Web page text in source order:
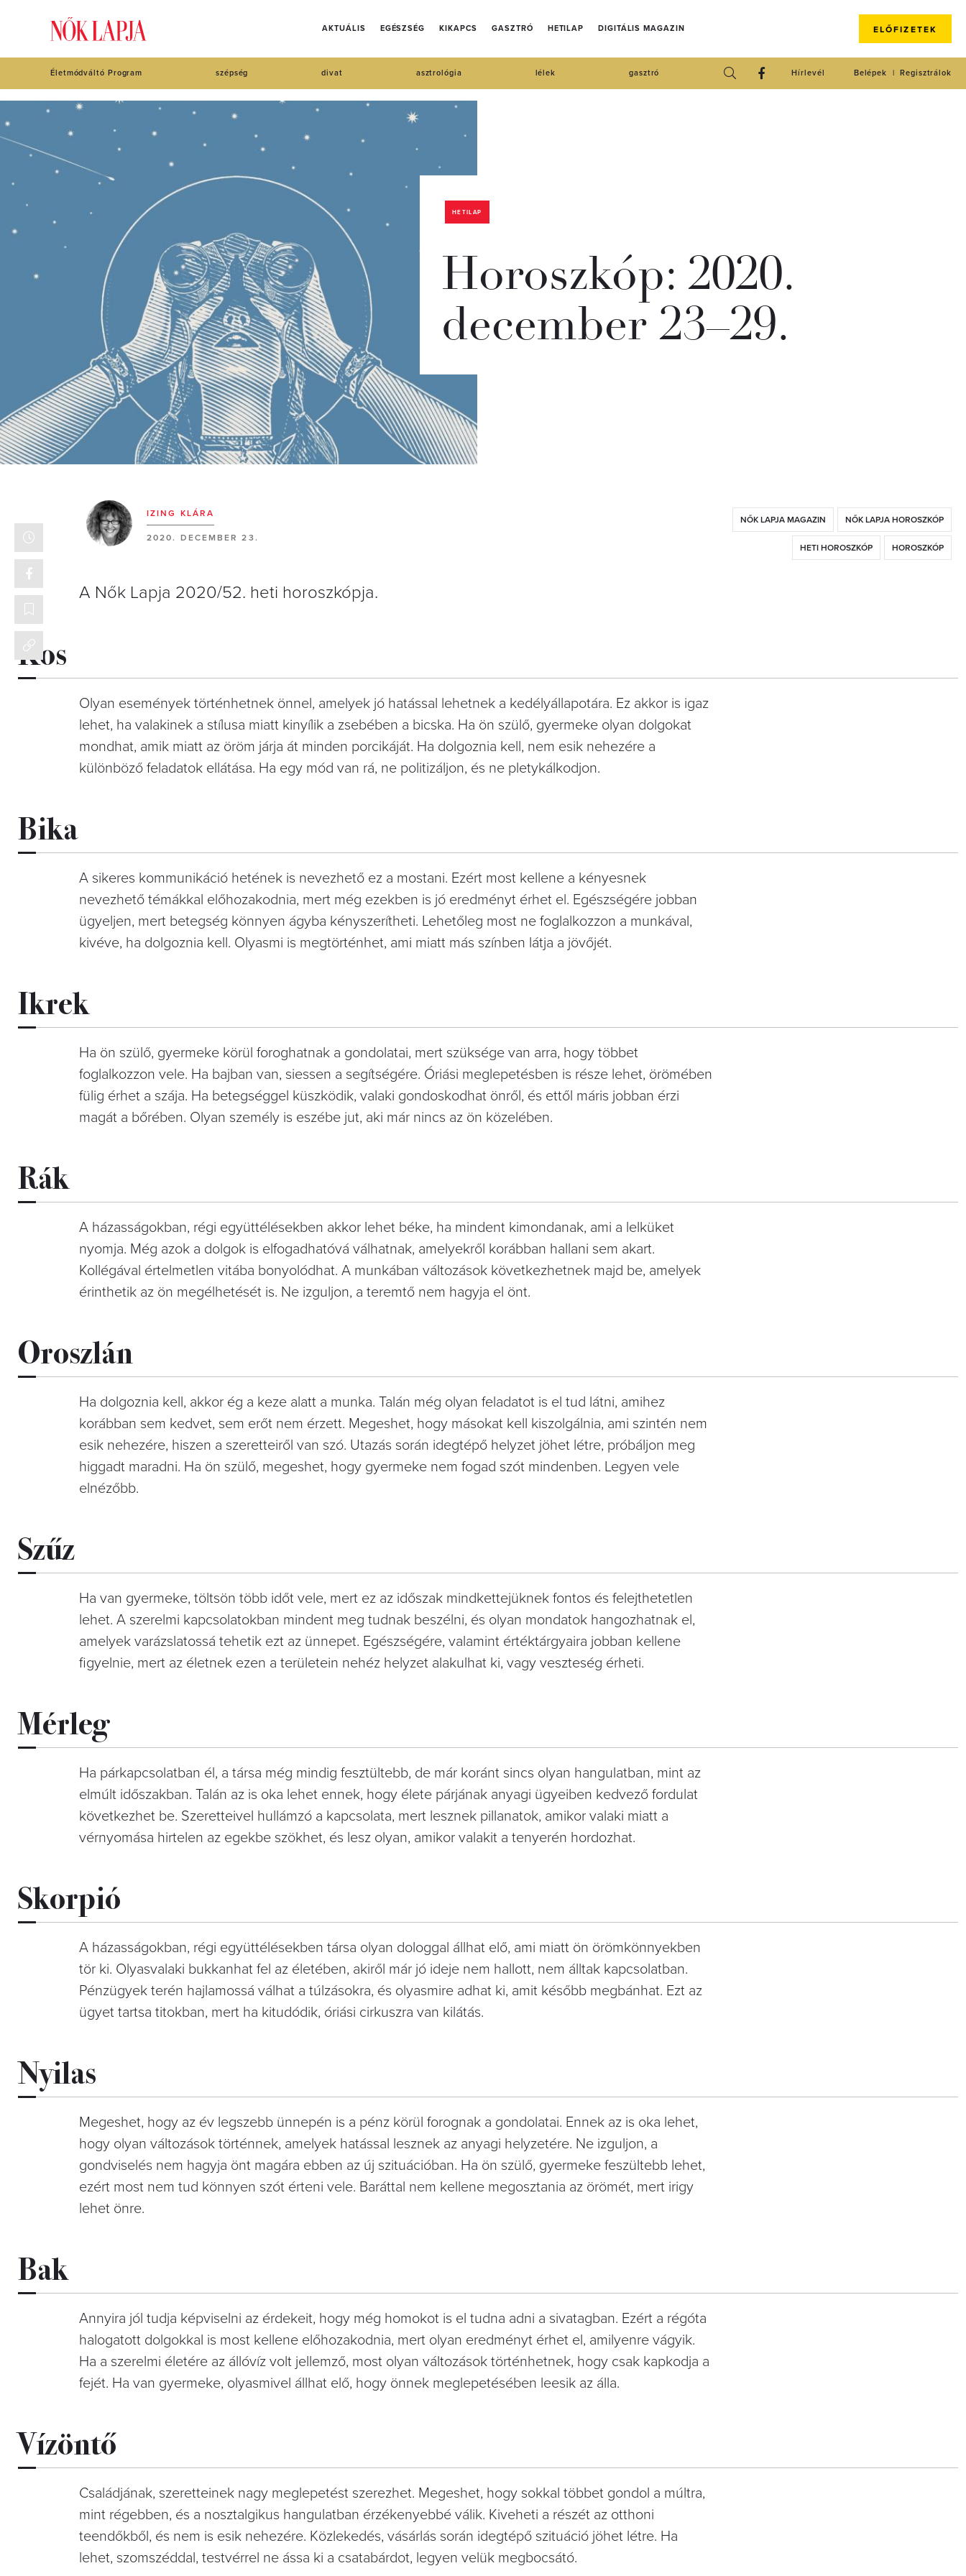
AKTUÁLIS EGÉSZSÉG KIKAPCS GASZTRÓ HETILAP DIGITÁLIS MAGAZIN ELŐFIZETEK
Életmódváltó Program szépség divat asztrológia lélek gasztró Regisztrálok
Belépek
Hírlevél
HETILAP
Horoszkóp: 2020.
december 23–29.
IZING KLÁRA
2020. DECEMBER 23.
NŐK LAPJA MAGAZIN NŐK LAPJA HOROSZKÓP
HETI HOROSZKÓP HOROSZKÓP
A Nők Lapja 2020/52. heti horoszkópja.
Kos
Olyan események történhetnek önnel, amelyek jó hatással lehetnek a kedélyállapotára. Ez akkor is igaz
lehet, ha valakinek a stílusa miatt kinyílik a zsebében a bicska. Ha ön szülő, gyermeke olyan dolgokat
mondhat, amik miatt az öröm járja át minden porcikáját. Ha dolgoznia kell, nem esik nehezére a
különböző feladatok ellátása. Ha egy mód van rá, ne politizáljon, és ne pletykálkodjon.
Bika
A sikeres kommunikáció hetének is nevezhető ez a mostani. Ezért most kellene a kényesnek
nevezhető témákkal előhozakodnia, mert még ezekben is jó eredményt érhet el. Egészségére jobban
ügyeljen, mert betegség könnyen ágyba kényszerítheti. Lehetőleg most ne foglalkozzon a munkával,
kivéve, ha dolgoznia kell. Olyasmi is megtörténhet, ami miatt más színben látja a jövőjét.
Ikrek
Ha ön szülő, gyermeke körül foroghatnak a gondolatai, mert szüksége van arra, hogy többet
foglalkozzon vele. Ha bajban van, siessen a segítségére. Óriási meglepetésben is része lehet, örömében
fülig érhet a szája. Ha betegséggel küszködik, valaki gondoskodhat önről, és ettől máris jobban érzi
magát a bőrében. Olyan személy is eszébe jut, aki már nincs az ön közelében.
Rák
A házasságokban, régi együttélésekben akkor lehet béke, ha mindent kimondanak, ami a lelküket
nyomja. Még azok a dolgok is elfogadhatóvá válhatnak, amelyekről korábban hallani sem akart.
Kollégával értelmetlen vitába bonyolódhat. A munkában változások következhetnek majd be, amelyek
érinthetik az ön megélhetését is. Ne izguljon, a teremtő nem hagyja el önt.
Oroszlán
Ha dolgoznia kell, akkor ég a keze alatt a munka. Talán még olyan feladatot is el tud látni, amihez
korábban sem kedvet, sem erőt nem érzett. Megeshet, hogy másokat kell kiszolgálnia, ami szintén nem
esik nehezére, hiszen a szeretteiről van szó. Utazás során idegtépő helyzet jöhet létre, próbáljon meg
higgadt maradni. Ha ön szülő, megeshet, hogy gyermeke nem fogad szót mindenben. Legyen vele
elnézőbb.
Szűz
Ha van gyermeke, töltsön több időt vele, mert ez az időszak mindkettejüknek fontos és felejthetetlen
lehet. A szerelmi kapcsolatokban mindent meg tudnak beszélni, és olyan mondatok hangozhatnak el,
amelyek varázslatossá tehetik ezt az ünnepet. Egészségére, valamint értéktárgyaira jobban kellene
figyelnie, mert az életnek ezen a területein nehéz helyzet alakulhat ki, vagy veszteség érheti.
Mérleg
Ha párkapcsolatban él, a társa még mindig fesztültebb, de már koránt sincs olyan hangulatban, mint az
elmúlt időszakban. Talán az is oka lehet ennek, hogy élete párjának anyagi ügyeiben kedvező fordulat
következhet be. Szeretteivel hullámzó a kapcsolata, mert lesznek pillanatok, amikor valaki miatt a
vérnyomása hirtelen az egekbe szökhet, és lesz olyan, amikor valakit a tenyerén hordozhat.
Skorpió
A házasságokban, régi együttélésekben társa olyan dologgal állhat elő, ami miatt ön örömkönnyekben
tör ki. Olyasvalaki bukkanhat fel az életében, akiről már jó ideje nem hallott, nem álltak kapcsolatban.
Pénzügyek terén hajlamossá válhat a túlzásokra, és olyasmire adhat ki, amit később megbánhat. Ezt az
ügyet tartsa titokban, mert ha kitudódik, óriási cirkuszra van kilátás.
Nyilas
Megeshet, hogy az év legszebb ünnepén is a pénz körül forognak a gondolatai. Ennek az is oka lehet,
hogy olyan változások történnek, amelyek hatással lesznek az anyagi helyzetére. Ne izguljon, a
gondviselés nem hagyja önt magára ebben az új szituációban. Ha ön szülő, gyermeke feszültebb lehet,
ezért most nem tud könnyen szót érteni vele. Baráttal nem kellene megosztania az örömét, mert irigy
lehet önre.
Bak
Annyira jól tudja képviselni az érdekeit, hogy még homokot is el tudna adni a sivatagban. Ezért a régóta
halogatott dolgokkal is most kellene előhozakodnia, mert olyan eredményt érhet el, amilyenre vágyik.
Ha a szerelmi életére az állóvíz volt jellemző, most olyan változások történhetnek, hogy csak kapkodja a
fejét. Ha van gyermeke, olyasmivel állhat elő, hogy önnek meglepetésében leesik az álla.
Vízöntő
Családjának, szeretteinek nagy meglepetést szerezhet. Megeshet, hogy sokkal többet gondol a múltra,
mint régebben, és a nosztalgikus hangulatban érzékenyebbé válik. Kiveheti a részét az otthoni
teendőkből, és nem is esik nehezére. Közlekedés, vásárlás során idegtépő szituáció jöhet létre. Ha
lehet, szomszéddal, testvérrel ne ássa ki a csatabárdot, legyen velük megbocsátó.